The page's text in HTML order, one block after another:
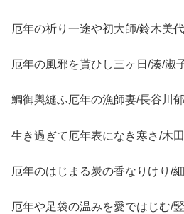
厄年の祈り一途や初大師/鈴木美
厄年の風邪を貰ひし三ヶ日/湊/淑
鯛御輿縫ふ厄年の漁師妻/長谷川
生き過ぎて厄年表になき寒さ/木
厄年のはじまる炭の香なりけり/
厄年や足袋の温みを愛ではじむ/